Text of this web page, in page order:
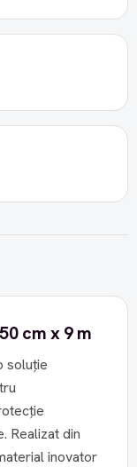
cm x 9 m
soluție
Realizat din
inovator